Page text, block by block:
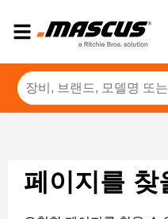
페이지를 찾